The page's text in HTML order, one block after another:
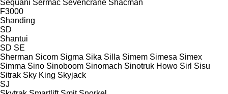
Sequani Sermac Sevencrane Shacman
F3000
Shanding
SD
Shantui
SD SE
Sherman Sicom Sigma Sika Silla Simem Simesa Simex
Simma Sino Sinoboom Sinomach Sinotruk Howo Sirl Sisu
Sitrak Sky King Skyjack
SJ